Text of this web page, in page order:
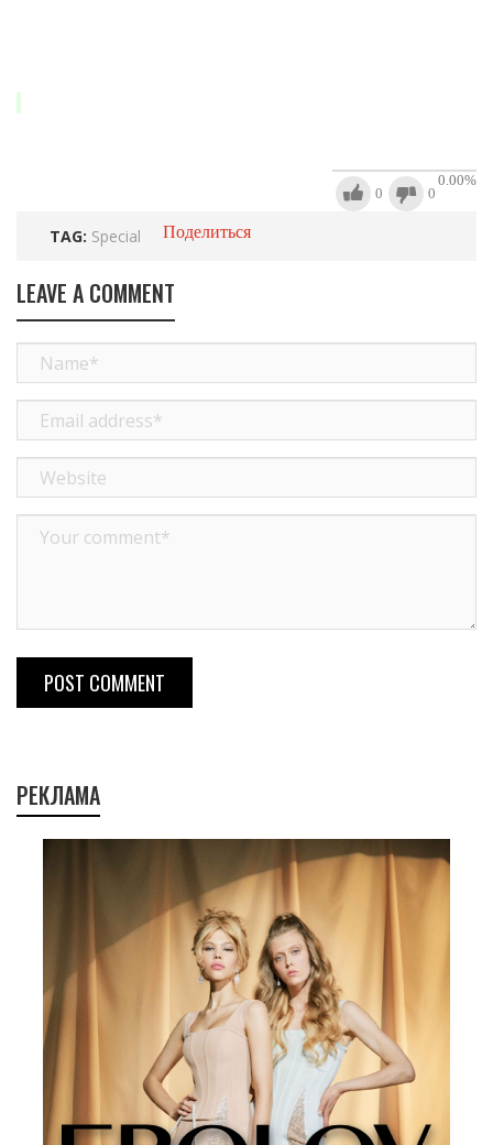
0.00%
0
0
TAG: Special Поделиться
LEAVE A COMMENT
POST COMMENT
РЕКЛАМА